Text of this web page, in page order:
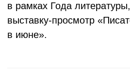
в рамках Года
выставку-просмотр
в июне».